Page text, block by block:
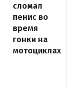
сломал
пенис во
время
гонки на
мотоциклах